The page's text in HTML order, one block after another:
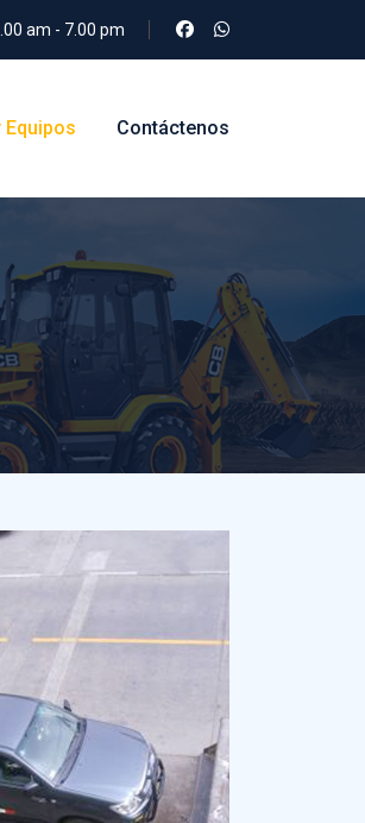
am - 7.00 pm
Equipos Contáctenos